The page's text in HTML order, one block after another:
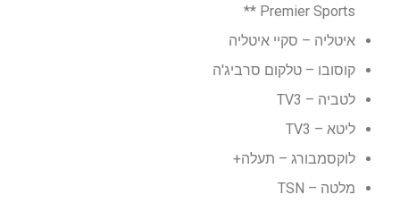
Premier Sports **
איטליה – סקיי איטליה
קוסובו – טלקום סרביג'ה
לטביה – TV3
ליטא – TV3
לוקסמבורג – תעלה+
מלטה – TSN